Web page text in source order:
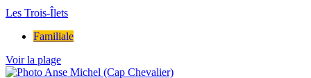
Les Trois-Îlets
Familiale
Voir la plage